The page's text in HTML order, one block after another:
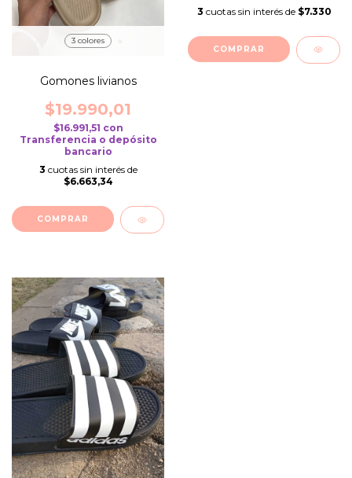
3 colores
Gomones livianos
$19.990,01
$16.991,51 con
Transferencia o depósito
bancario
3 cuotas sin interés de
$6.663,34
COMPRAR
3 cuotas sin interés de $7.330
COMPRAR